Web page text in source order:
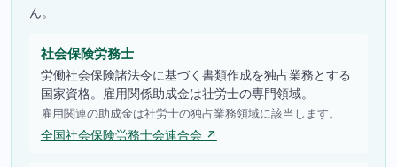
ん。
社会保険労務士
労働社会保険諸法令に基づく書類作成を独占業務とする
国家資格。雇用関係助成金は社労士の専門領域。
雇用関連の助成金は社労士の独占業務領域に該当します。
全国社会保険労務士会連合会 ↗